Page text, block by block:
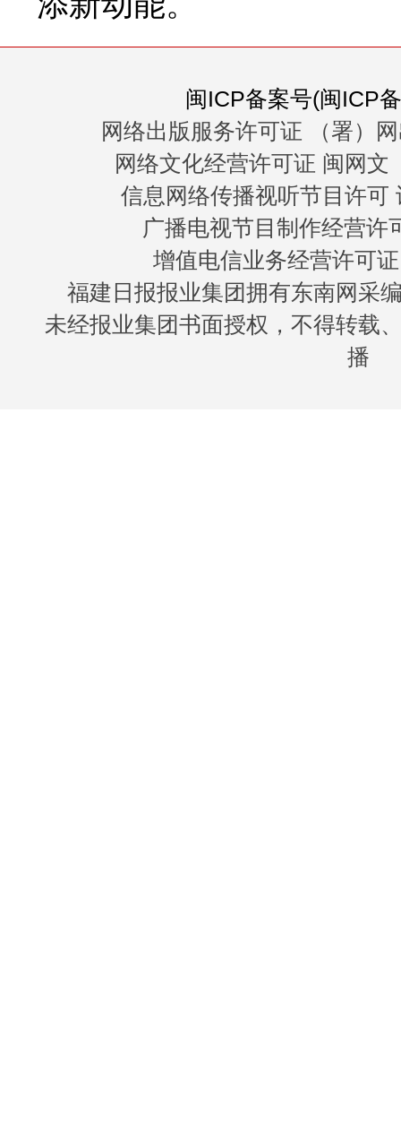
闽ICP备案号(闽ICP
网络出版服务许可证 （署）
网络文化经营许可证 闽网文
信息网络传播视听节目许可
广播电视节目制作经营许
增值电信业务经营许可
福建日报报业集团拥有东南网采
未经报业集团书面授权，不得转载
播